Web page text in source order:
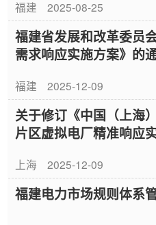
福建 2025-08-25
福建省发展和改革委员
需求响应实施方案》的
福建 2025-12-09
关于修订《中国（上海
片区虚拟电厂精准响应
应管理办法》的通知
上海 2025-12-09
福建电力市场规则体系